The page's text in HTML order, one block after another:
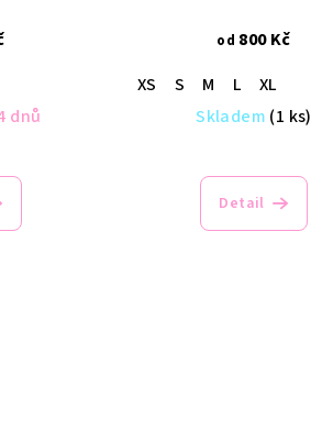
dnů
od 800 Kč
XS
S M L
XL
Skladem (1 ks)
Detail